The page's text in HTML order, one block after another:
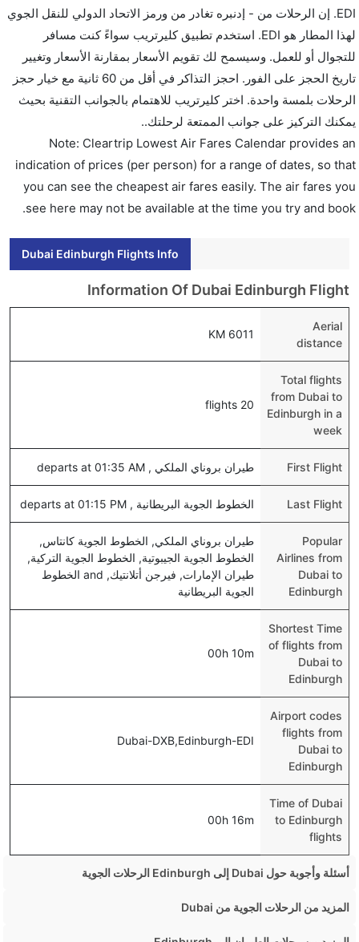
EDI. إن الرحلات من - إدنبره تغادر من ورمز الاتحاد الدولي للنقل الجوي
لهذا المطار هو EDI. استخدم تطبيق كليرتريب سواءً كنت مسافر
للتجوال أو للعمل. وسيسمح لك تقويم الأسعار بمقارنة الأسعار وتغيير
تاريخ الحجز على الفور. احجز التذاكر في أقل من 60 ثانية مع خيار حجز
الرحلات بلمسة واحدة. اختر كليرتريب للاهتمام بالجوانب التقنية بحيث
يمكنك التركيز على جوانب الممتعة لرحلتك..
Note: Cleartrip Lowest Air Fares Calendar provides an
indication of prices (per person) for a range of dates, so that
you can see the cheapest air fares easily. The air fares you
see here may not be available at the time you try and book.
Dubai Edinburgh Flights Info
Information Of Dubai Edinburgh Flight
Aerial
distance
6011 KM
Total flights
from Dubai to
Edinburgh in a
week
20 flights
First Flight طيران بروناي الملكي , departs at 01:35 AM
Last Flight الخطوط الجوية البريطانية , departs at 01:15 PM
Popular
Airlines from
Dubai to
Edinburgh
طيران بروناي الملكي, الخطوط الجوية كانتاس,
الخطوط الجوية الجيبوتية, الخطوط الجوية التركية,
طيران الإمارات, فيرجن أتلانتيك, and الخطوط
الجوية البريطانية
Shortest Time
of flights from
Dubai to
Edinburgh
00h 10m
Airport codes
flights from
Dubai to
Edinburgh
Dubai-DXB,Edinburgh-EDI
Time of Dubai
to Edinburgh
flights
00h 16m
أسئلة وأجوبة حول Dubai إلى Edinburgh الرحلات الجوية
هل صحيح أن تستغرق وقتا أقل في رحلة مباشرة من إلى-
المزيد من الرحلات الجوية من Dubai